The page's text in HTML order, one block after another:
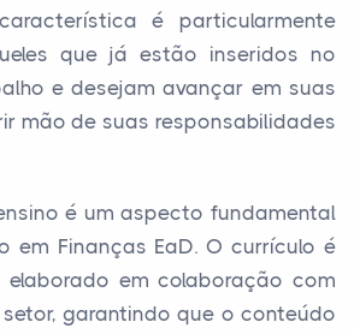
é particularmente
que já estão inseridos no
e desejam avançar em suas
mão de suas responsabilidades
é um aspecto fundamental
em Finanças EaD. O currículo é
elaborado em colaboração com
garantindo que o conteúdo